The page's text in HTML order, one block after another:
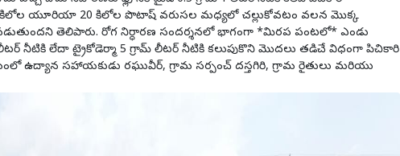
కిలోల యూరియా 20 కిలోల పొటాష్ వరుసల మధ్యలో చల్లుకోవటం వలన మొక్క
తెలిపారు. రోగ నిర్ధారణ సందర్శనలో భాగంగా *మిరప పంటలో* ఎండు
లీటర్ నీటికి లేదా ట్రైకోడెర్మా 5 గ్రామ్ లీటర్ నీటికి కలుపుకొని మొదలు తడిచే విధంగా పిచికారి
ఉద్యాన సహాయకుడు రఘువీర్, గ్రామ సర్పంచ్ దస్తగిరి, గ్రామ రైతులు మరియు